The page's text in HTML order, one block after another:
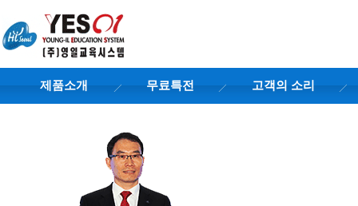
제품소개 무료특전 고객의 소리